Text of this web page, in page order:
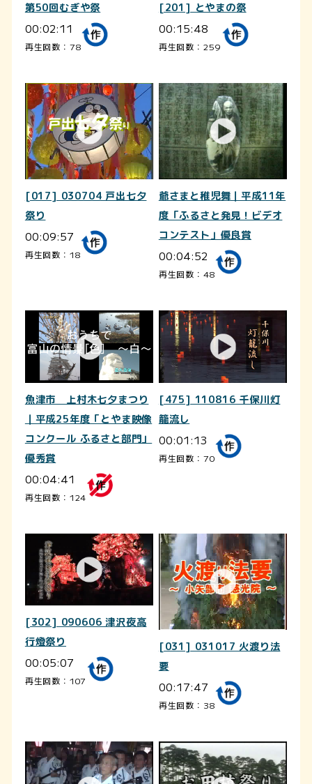
第50回むぎや祭
00:02:11
再生回数：78
[201] とやまの祭
00:15:48
再生回数：259
[017] 030704 戸出七夕
祭り
00:09:57
再生回数：18
爺さまと稚児舞｜平成11年
度「ふるさと発見！ビデオ
コンテスト」優良賞
00:04:52
再生回数：48
魚津市 上村木七夕まつり
｜平成25年度「とやま映像
コンクール ふるさと部門」
優秀賞
00:04:41
再生回数：124
[475] 110816 千保川灯
籠流し
00:01:13
再生回数：70
[302] 090606 津沢夜高
行燈祭り
00:05:07
再生回数：107
[031] 031017 火渡り法
要
00:17:47
再生回数：38